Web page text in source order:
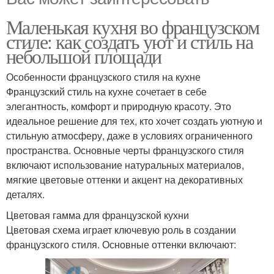
Маленькая кухня во французском
стиле: как создать уют и стиль на
небольшой площади
Особенности французского стиля на кухне
Французский стиль на кухне сочетает в себе
элегантность, комфорт и природную красоту. Это
идеальное решение для тех, кто хочет создать уютную и
стильную атмосферу, даже в условиях ограниченного
пространства. Основные черты французского стиля
включают использование натуральных материалов,
мягкие цветовые оттенки и акцент на декоративных
деталях.
Цветовая гамма для французской кухни
Цветовая схема играет ключевую роль в создании
французского стиля. Основные оттенки включают: